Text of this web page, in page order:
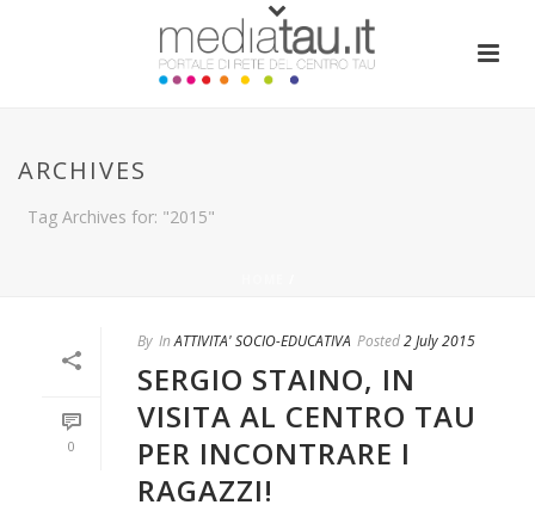
ARCHIVES
Tag Archives for: "2015"
0
By In ATTIVITA' SOCIO-EDUCATIVA Posted2 July 2015
SERGIO STAINO, IN
VISITA AL CENTRO TAU
PER INCONTRARE I
RAGAZZI!